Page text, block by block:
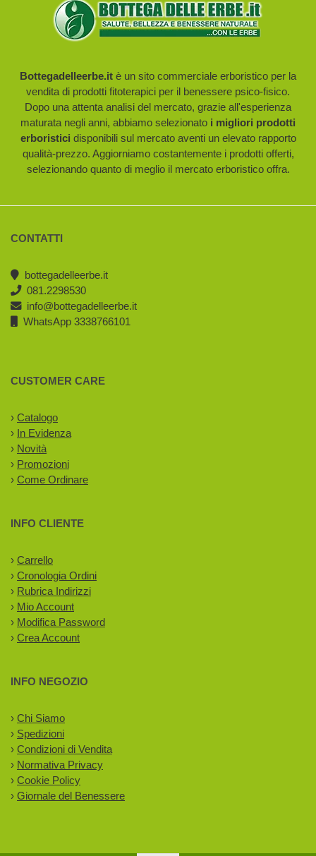
Bottegadelleerbe.it è un sito commerciale erboristico per la
vendita di prodotti fitoterapici per il benessere psico-fisico.
Dopo una attenta analisi del mercato, grazie all'esperienza
maturata negli anni, abbiamo selezionato i migliori prodotti
erboristici disponibili sul mercato aventi un elevato rapporto
qualità-prezzo. Aggiorniamo costantemente i prodotti offerti,
selezionando quanto di meglio il mercato erboristico offra.
CONTATTI
bottegadelleerbe.it
081.2298530
info@bottegadelleerbe.it
WhatsApp 3338766101
CUSTOMER CARE
› Catalogo
› In Evidenza
› Novità
› Promozioni
› Come Ordinare
INFO CLIENTE
› Carrello
› Cronologia Ordini
› Rubrica Indirizzi
› Mio Account
› Modifica Password
› Crea Account
INFO NEGOZIO
› Chi Siamo
› Spedizioni
› Condizioni di Vendita
› Normativa Privacy
› Cookie Policy
› Giornale del Benessere